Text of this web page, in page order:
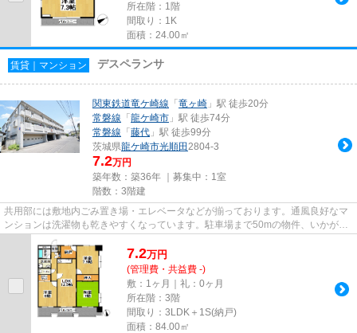
所在階：1階
間取り：1K
面積：24.00㎡
賃貸｜マンション デスペランサ
関東鉄道竜ケ崎線 「 竜ヶ崎 」駅 徒歩20分
常磐線 「 龍ケ崎市 」駅 徒歩74分
常磐線 「 藤代 」駅 徒歩99分
茨城県龍ケ崎市光順田2804-3
7.2万円
築年数：築36年 ｜募集中： 1室
階数：3階建
共用部には敷地内ごみ置き場・エレベータなどが揃っております。通風良好なマ
ンションは洗濯物も乾きやすくなっています。駐車場まで50mの物件、いかがで
しょうか。上階からの音がない...
7.2万円
(管理費・共益費 -)
敷：1ヶ月｜礼：0ヶ月
所在階：3階
間取り：3LDK＋1S(納戸)
面積：84.00㎡